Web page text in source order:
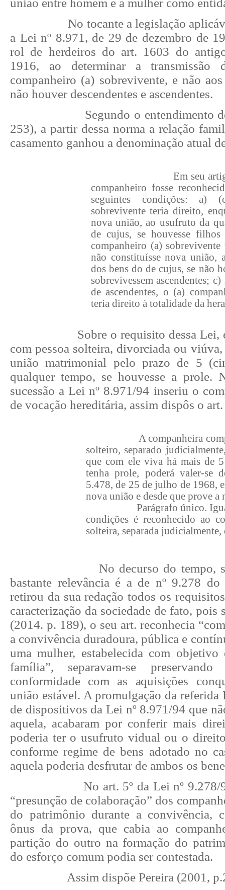
No tocante a legislação
a Lei nº 8.971, de 29 de dezembro de
rol de herdeiros do art. 1603 do
1916, ao determinar a transmissão
companheiro (a) sobrevivente, e não
não houver descendentes e ascendentes.
Segundo o entendimento
253), a partir dessa norma a relação
casamento ganhou a denominação atual
Em seu
companheiro fosse
seguintes condições: a)
sobrevivente teria direito,
nova união, ao usufruto da
de cujus, se houvesse
companheiro (a)
não constituísse nova união,
dos bens do de cujus, se não
sobrevivessem ascendentes;
de ascendentes, o (a)
teria direito à totalidade da
Sobre o requisito dessa
com pessoa solteira, divorciada ou
união matrimonial pelo prazo de 5
qualquer tempo, se houvesse a prole.
sucessão a Lei nº 8.971/94 inseriu o
de vocação hereditária, assim dispôs o art.
A companheira
solteiro, separado
que com ele viva há mais de
tenha prole, poderá valer-se
5.478, de 25 de julho de 1968,
nova união e desde que prove a
Parágrafo único.
condições é reconhecido ao
solteira, separada
No decurso do tempo,
bastante relevância é a de nº 9.278
retirou da sua redação todos os
caracterização da sociedade de fato, pois
(2014. p. 189), o seu art. reconhecia
a convivência duradoura, pública e
uma mulher, estabelecida com
família”, separavam-se
conformidade com as aquisições
união estável. A promulgação da referida
de dispositivos da Lei nº 8.971/94 que
aquela, acabaram por conferir mais
poderia ter o usufruto vidual ou o
conforme regime de bens adotado no
aquela poderia desfrutar de ambos os
No art. 5º da Lei nº 9.278/
“presunção de colaboração” dos
do patrimônio durante a convivência,
ônus da prova, que cabia ao
partição do outro na formação do
do esforço comum podia ser contestada.
Assim dispõe Pereira (2001,